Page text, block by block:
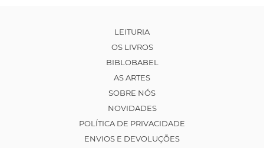
LEITURIA
OS LIVROS
BIBLOBABEL
AS ARTES
SOBRE NÓS
NOVIDADES
POLÍTICA DE PRIVACIDADE
ENVIOS E DEVOLUÇÕES